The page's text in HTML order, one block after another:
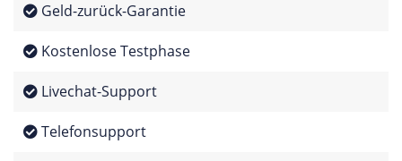
Geld-zurück-Garantie
Kostenlose Testphase
Livechat-Support
Telefonsupport